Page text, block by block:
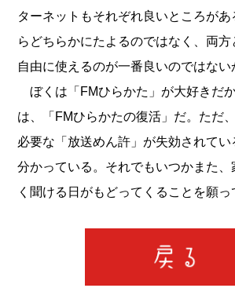
ターネットもそれぞれ良いところが
らどちらかにたよるのではなく、両方
自由に使えるのが一番良いのではない
ぼくは「FMひらかた」が大好きだ
は、「FMひらかたの復活」だ。ただ
必要な「放送めん許」が失効されて
分かっている。それでもいつかまた、
く聞ける日がもどってくることを願っ